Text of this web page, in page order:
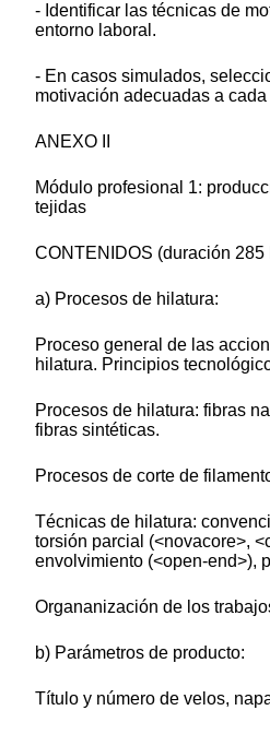
- Identificar las técnicas de
entorno laboral.
- En casos simulados,
motivación adecuadas a
ANEXO II
Módulo profesional 1:
tejidas
CONTENIDOS (duración 285
a) Procesos de hilatura:
Proceso general de las
hilatura. Principios
Procesos de hilatura: fibras
fibras sintéticas.
Procesos de corte de
Técnicas de hilatura:
torsión parcial (<novacore>,
envolvimiento (<open-end>),
Organanización de los
b) Parámetros de producto:
Título y número de velos,